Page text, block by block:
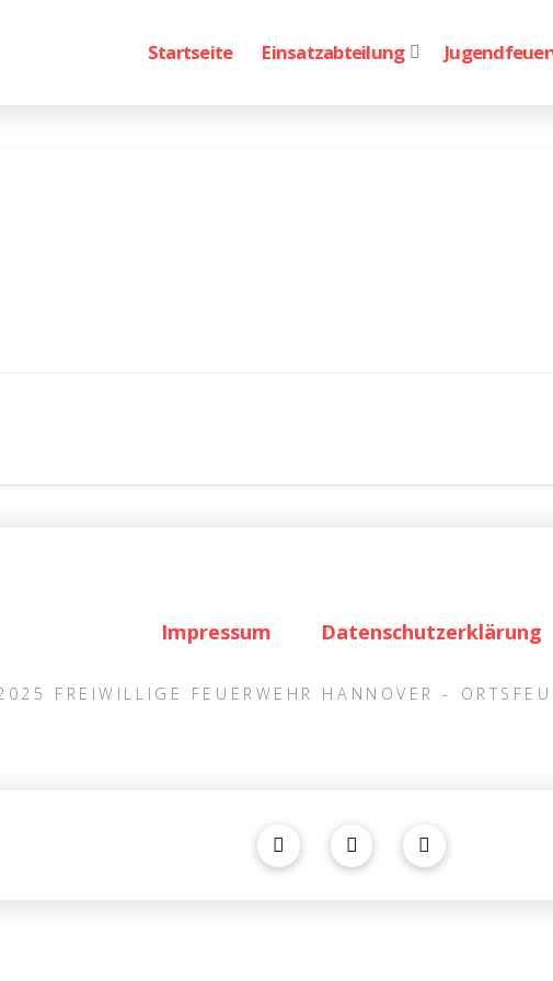
Startseite Einsatzabteilung
Impressum Datenschutzerklärung
FREIWILLIGE FEUERWEHR HANNOVER -